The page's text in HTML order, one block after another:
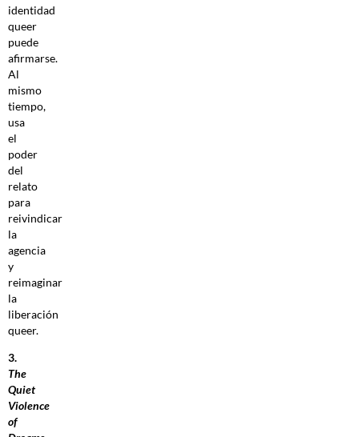
identidad
queer
puede
afirmarse.
Al
mismo
tiempo,
usa
el
poder
del
relato
para
reivindicar
la
agencia
y
reimaginar
la
liberación
queer.
3.
The
Quiet
Violence
of